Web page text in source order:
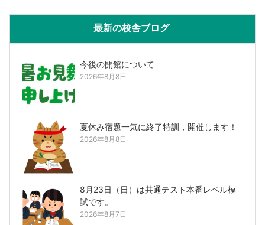
最新の校舎ブログ
今後の開館について
2026年8月8日
夏休み宿題一気に終了特訓，開催します！
2026年8月8日
8月23日（日）は共通テスト本番レベル模
試です。
2026年8月7日